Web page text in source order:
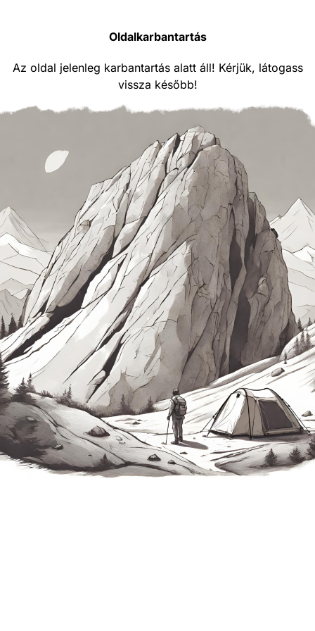
Oldalkarbantartás
Az oldal jelenleg karbantartás alatt áll! Kérjük, látogass
vissza később!